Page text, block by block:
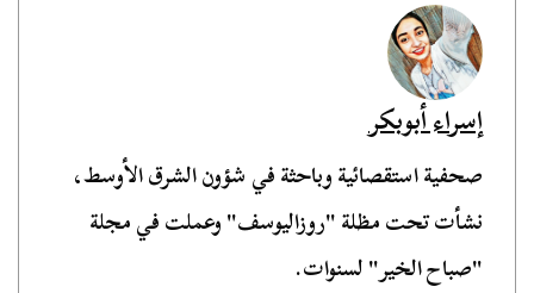
إسراء أبوبكر
صحفية استقصائية وباحثة في شؤون الشرق الأوسط،
نشأت تحت مظلة "روزاليوسف" وعملت في مجلة
"صباح الخير" لسنوات.